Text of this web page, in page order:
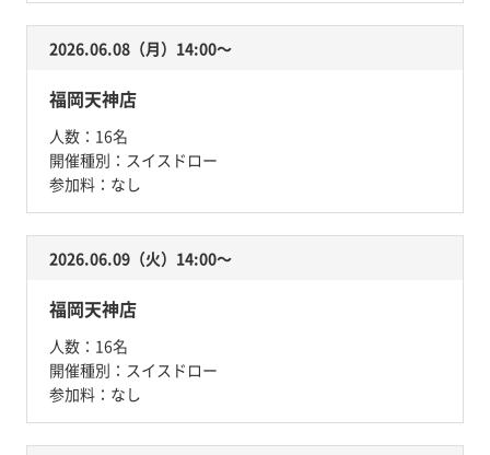
2026.06.08（月）14:00〜
福岡天神店
人数： 16名
開催種別： スイスドロー
参加料： なし
2026.06.09（火）14:00〜
福岡天神店
人数： 16名
開催種別： スイスドロー
参加料： なし